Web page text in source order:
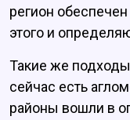
регион
этого и
Такие же
сейчас есть
районы вошли в